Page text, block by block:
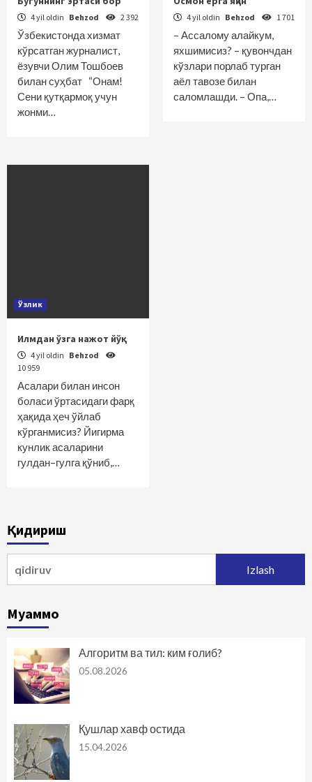
4 yil oldin Behzod 2 392
Ўзбекистонда хизмат
кўрсатган журналист,
ёзувчи Олим Тошбоев
билан суҳбат “Онам!
Сени қутқармоқ учун
жонми…
4 yil oldin Behzod 1 701
– Ассалому алайкум,
яхшимисиз? – қувончдан
кўзлари порлаб турган
аёл тавозе билан
саломлашди. – Опа,…
Ўзлик
Илмдан ўзга нажот йўқ
4 yil oldin Behzod
10 959
Асалари билан инсон
боласи ўртасидаги фарқ
ҳақида ҳеч ўйлаб
кўрганмисиз? Йигирма
кунлик асаларини
гулдан–гулга қўниб,…
Қидириш
Муаммо
Алгоритм ва тил: ким ғолиб?
05.08.2026
Қушлар хавф остида
15.04.2026